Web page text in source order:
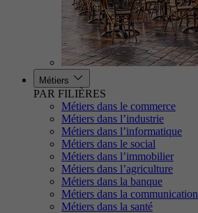
Métiers
PAR FILIÈRES
Métiers dans le commerce
Métiers dans l’industrie
Métiers dans l’informatique
Métiers dans le social
Métiers dans l’immobilier
Métiers dans l’agriculture
Métiers dans la banque
Métiers dans la communication
Métiers dans la santé